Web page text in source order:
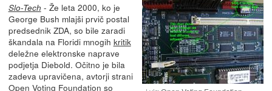
Slo-Tech - Že leta 2000, ko je
George Bush mlajši prvič postal
predsednik ZDA, so bile zaradi
škandala na Floridi mnogih kritik
deležne elektronske naprave
podjetja Diebold. Očitno je bila
zadeva upravičena, avtorji strani
Open Voting Foundation so